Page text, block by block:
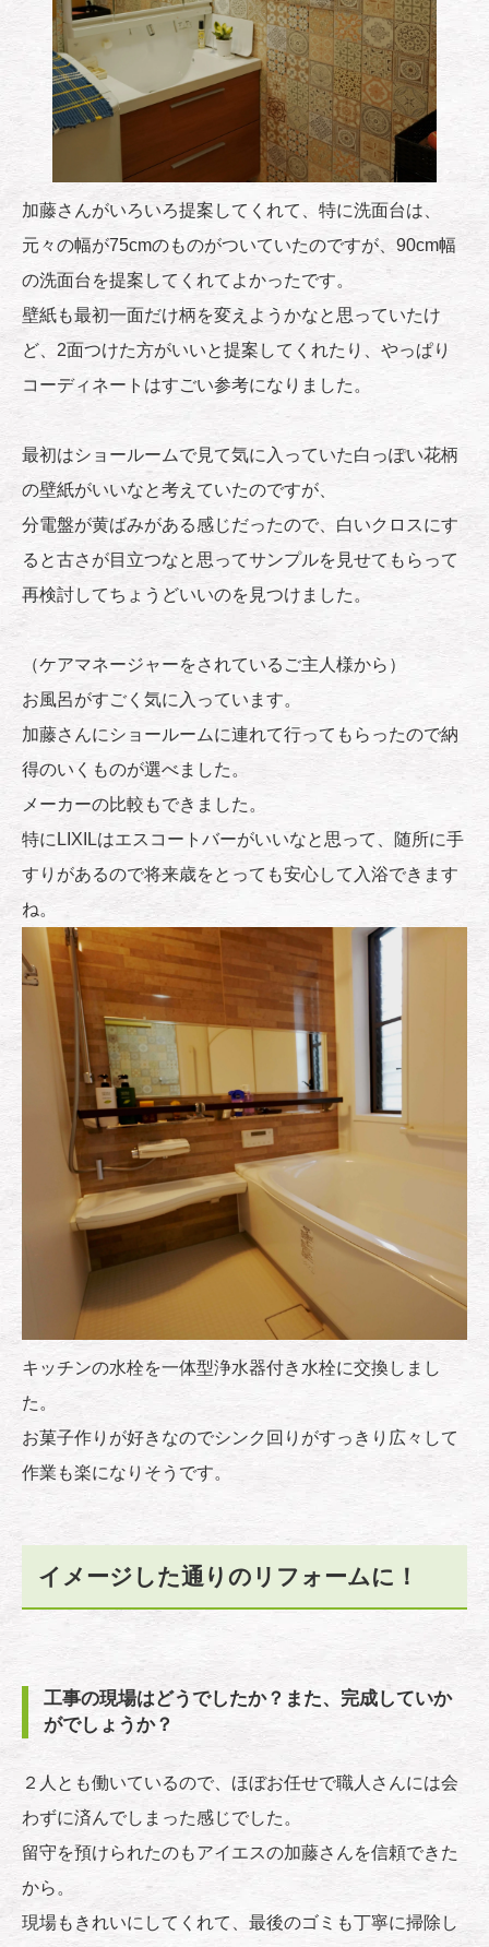
加藤さんがいろいろ提案してくれて、特に洗面台は、
元々の幅が75cmのものがついていたのですが、90cm幅
の洗面台を提案してくれてよかったです。
壁紙も最初一面だけ柄を変えようかなと思っていたけ
ど、2面つけた方がいいと提案してくれたり、やっぱり
コーディネートはすごい参考になりました。
最初はショールームで見て気に入っていた白っぽい花柄
の壁紙がいいなと考えていたのですが、
分電盤が黄ばみがある感じだったので、白いクロスにす
ると古さが目立つなと思ってサンプルを見せてもらって
再検討してちょうどいいのを見つけました。
（ケアマネージャーをされているご主人様から）
お風呂がすごく気に入っています。
加藤さんにショールームに連れて行ってもらったので納
得のいくものが選べました。
メーカーの比較もできました。
特にLIXILはエスコートバーがいいなと思って、随所に手
すりがあるので将来歳をとっても安心して入浴できます
ね。
キッチンの水栓を一体型浄水器付き水栓に交換しまし
た。
お菓子作りが好きなのでシンク回りがすっきり広々して
作業も楽になりそうです。
イメージした通りのリフォームに！
工事の現場はどうでしたか？また、完成していか
がでしょうか？
２人とも働いているので、ほぼお任せで職人さんには会
わずに済んでしまった感じでした。
留守を預けられたのもアイエスの加藤さんを信頼できた
から。
現場もきれいにしてくれて、最後のゴミも丁寧に掃除し